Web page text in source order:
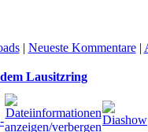
| Neueste Kommentare|
Lausitzring